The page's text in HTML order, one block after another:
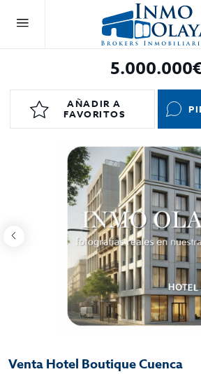
AÑADIR A
FAVORITOS
Venta Hotel Boutique Cuenca